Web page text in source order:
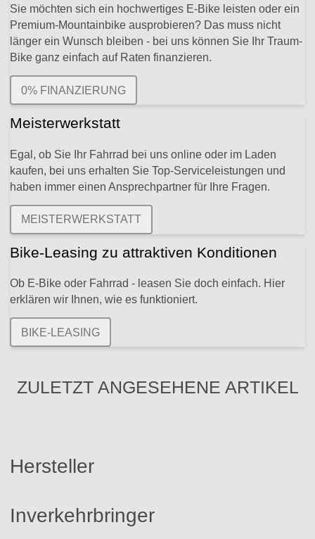
Sie möchten sich ein hochwertiges E-Bike leisten oder ein
Premium-Mountainbike ausprobieren? Das muss nicht
länger ein Wunsch bleiben - bei uns können Sie Ihr Traum-
Bike ganz einfach auf Raten finanzieren.
0% FINANZIERUNG
Meisterwerkstatt
Egal, ob Sie Ihr Fahrrad bei uns online oder im Laden
kaufen, bei uns erhalten Sie Top-Serviceleistungen und
haben immer einen Ansprechpartner für Ihre Fragen.
MEISTERWERKSTATT
Bike-Leasing zu attraktiven Konditionen
Ob E-Bike oder Fahrrad - leasen Sie doch einfach. Hier
erklären wir Ihnen, wie es funktioniert.
BIKE-LEASING
ZULETZT ANGESEHENE ARTIKEL
Hersteller
Inverkehrbringer